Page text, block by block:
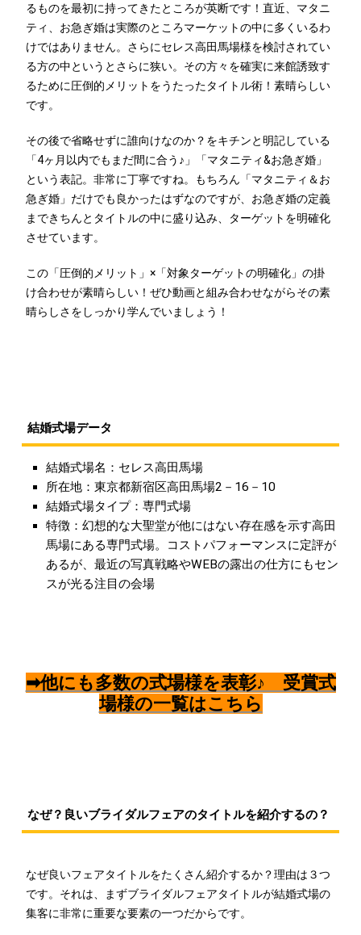
るものを最初に持ってきたところが英断です！直近、マタニ
ティ、お急ぎ婚は実際のところマーケットの中に多くいるわ
けではありません。さらにセレス高田馬場様を検討されてい
る方の中というとさらに狭い。その方々を確実に来館誘致す
るために圧倒的メリットをうたったタイトル術！素晴らしい
です。
その後で省略せずに誰向けなのか？をキチンと明記している
「4ヶ月以内でもまだ間に合う♪」「マタニティ&お急ぎ婚」
という表記。非常に丁寧ですね。もちろん「マタニティ＆お
急ぎ婚」だけでも良かったはずなのですが、お急ぎ婚の定義
まできちんとタイトルの中に盛り込み、ターゲットを明確化
させています。
この「圧倒的メリット」×「対象ターゲットの明確化」の掛
け合わせが素晴らしい！ぜひ動画と組み合わせながらその素
晴らしさをしっかり学んでいましょう！
結婚式場データ
結婚式場名：セレス高田馬場
所在地：東京都新宿区高田馬場2－16－10
結婚式場タイプ：専門式場
特徴：幻想的な大聖堂が他にはない存在感を示す高田
馬場にある専門式場。コストパフォーマンスに定評が
あるが、最近の写真戦略やWEBの露出の仕方にもセン
スが光る注目の会場
➡他にも多数の式場様を表彰♪ 受賞式
場様の一覧はこちら
なぜ？良いブライダルフェアのタイトルを紹介するの？
なぜ良いフェアタイトルをたくさん紹介するか？理由は３つ
です。それは、まずブライダルフェアタイトルが結婚式場の
集客に非常に重要な要素の一つだからです。